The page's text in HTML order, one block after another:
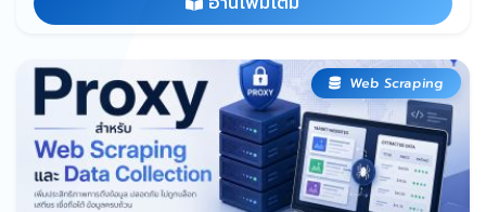
Web Scraping